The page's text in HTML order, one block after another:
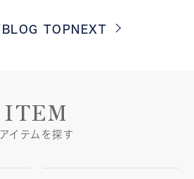
BLOG TOPNEXT
ITEM
アイテムを探す